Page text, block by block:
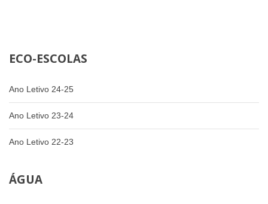
ECO-ESCOLAS
Ano Letivo 24-25
Ano Letivo 23-24
Ano Letivo 22-23
ÁGUA